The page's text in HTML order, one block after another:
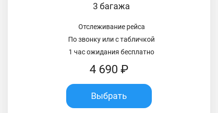
3 багажа
Отслеживание рейса
По звонку или с табличкой
1 час ожидания бесплатно
4 690 ₽
Выбрать